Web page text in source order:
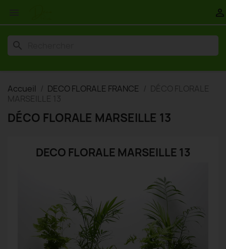

search
Accueil DECO FLORALE FRANCE
DÉCO FLORALE
MARSEILLE 13
DÉCO FLORALE MARSEILLE 13
DECO FLORALE MARSEILLE 13